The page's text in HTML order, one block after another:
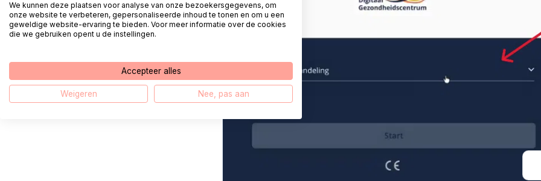
We kunnen deze plaatsen voor analyse van onze bezoekersgegevens, om
onze website te verbeteren, gepersonaliseerde inhoud te tonen en om u een
geweldige website-ervaring te bieden. Voor meer informatie over de cookies
die we gebruiken opent u de instellingen.
Accepteer alles
Weigeren Nee, pas aan